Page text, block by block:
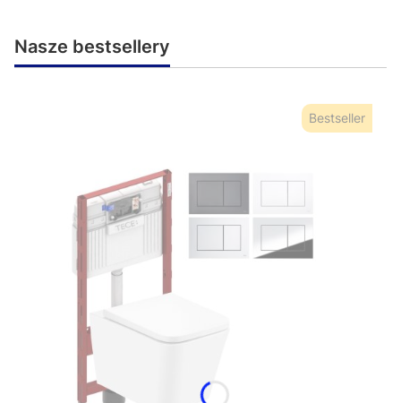
Nasze bestsellery
Bestseller